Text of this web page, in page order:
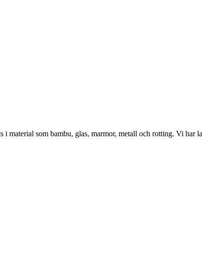
material som bambu, glas, marmor, metall och rotting. Vi har